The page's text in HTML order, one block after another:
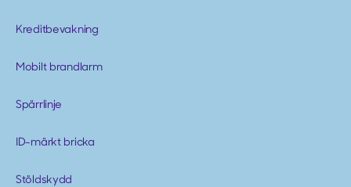
Kreditbevakning
Mobilt brandlarm
Spärrlinje
ID-märkt bricka
Stöldskydd